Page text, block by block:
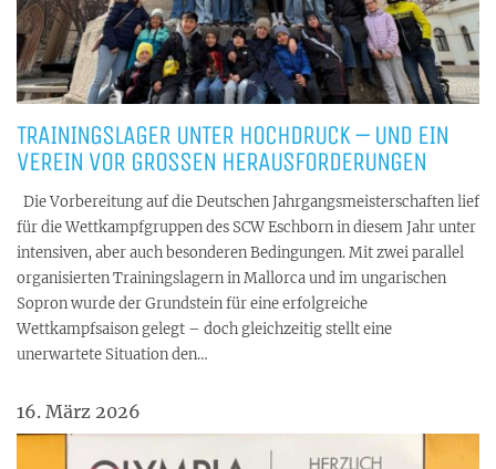
TRAININGSLAGER UNTER HOCHDRUCK – UND EIN
VEREIN VOR GROSSEN HERAUSFORDERUNGEN
Die Vorbereitung auf die Deutschen Jahrgangsmeisterschaften lief
für die Wettkampfgruppen des SCW Eschborn in diesem Jahr unter
intensiven, aber auch besonderen Bedingungen. Mit zwei parallel
organisierten Trainingslagern in Mallorca und im ungarischen
Sopron wurde der Grundstein für eine erfolgreiche
Wettkampfsaison gelegt – doch gleichzeitig stellt eine
unerwartete Situation den…
16. März 2026